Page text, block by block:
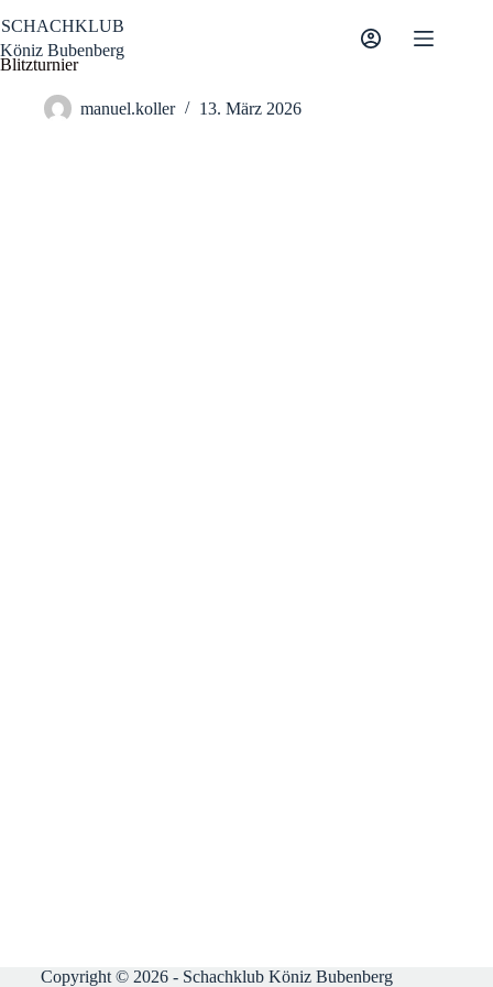
Inhalt
springen
SCHACHKLUB
Köniz Bubenberg
Blitzturnier
manuel.koller 13. März 2026
Copyright © 2026 - Schachklub Köniz Bubenberg